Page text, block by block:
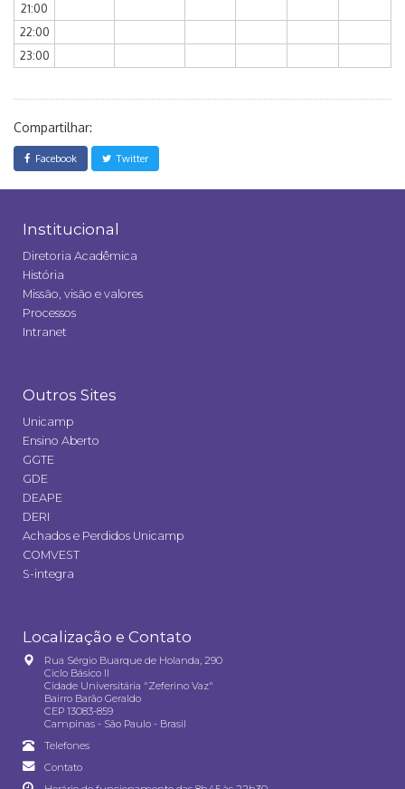
21:00
22:00
23:00
Compartilhar:
Facebook Twitter
Institucional
Diretoria Acadêmica
História
Missão, visão e valores
Processos
Intranet
Outros Sites
Unicamp
Ensino Aberto
GGTE
GDE
DEAPE
DERI
Achados e Perdidos Unicamp
COMVEST
S-integra
Localização e Contato
Rua Sérgio Buarque de Holanda, 290
Ciclo Básico II
Cidade Universitária "Zeferino Vaz"
Bairro Barão Geraldo
CEP 13083-859
Campinas - São Paulo - Brasil
Telefones
Contato